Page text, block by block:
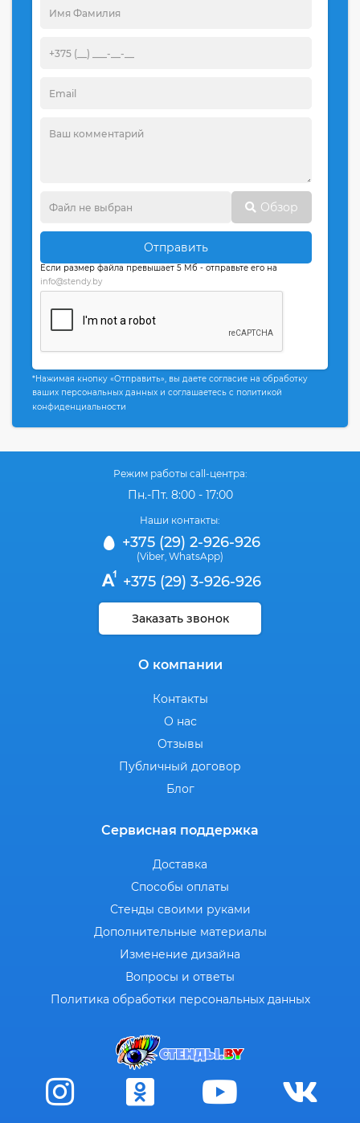
Обзор
Отправить
Если размер файла превышает 5 Мб - отправьте его на
info@stendy.by
*Нажимая кнопку «Отправить», вы даете согласие на обработку
ваших персональных данных и соглашаетесь с политикой
конфиденциальности
Режим работы call-центра:
Пн.-Пт. 8:00 - 17:00
Наши контакты:
+375 (29) 2-926-926
(Viber WhatsApp)
+375 (29) 3-926-926
Заказать звонок
О компании
Контакты
О нас
Отзывы
Публичный договор
Блог
Сервисная поддержка
Доставка
Способы оплаты
Стенды своими руками
Дополнительные материалы
Изменение дизайна
Вопросы и ответы
Политика обработки персональных данных